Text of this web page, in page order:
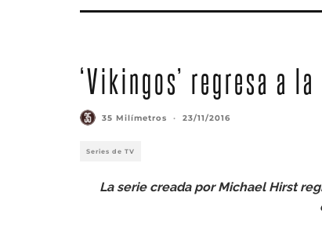
‘Vikingos’ regresa a
35 Milímetros · 23/11/2016
Series de TV
La serie creada por Michael Hirst